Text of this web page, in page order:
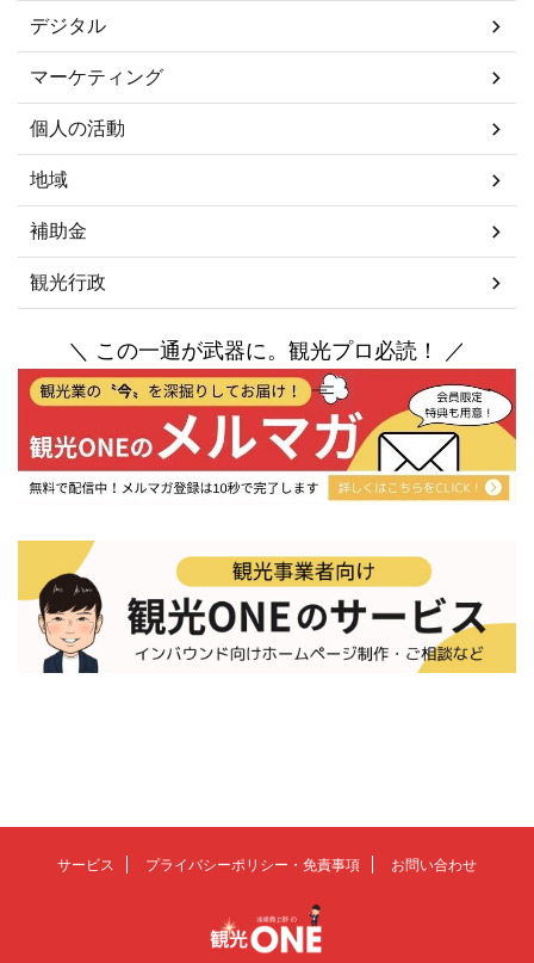
デジタル
マーケティング
個人の活動
地域
補助金
観光行政
＼ この一通が武器に。観光プロ必読！ ／
サービス プライバシーポリシー・免責事項 お問い合わせ